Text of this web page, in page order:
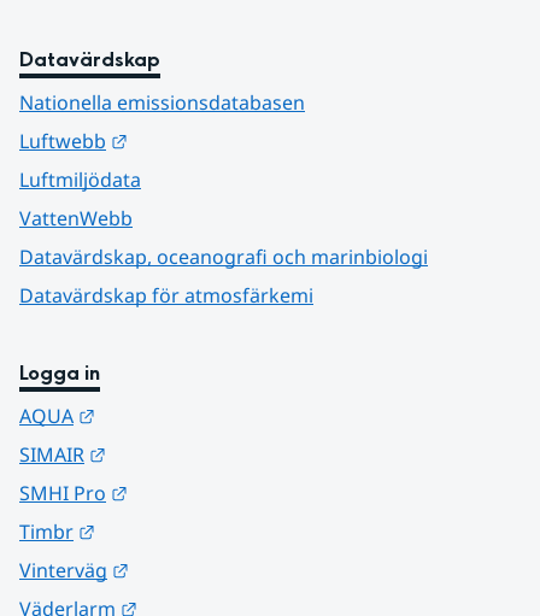
Datavärdskap
Nationella emissionsdatabasen
Luftwebb
Luftmiljödata
VattenWebb
Datavärdskap, oceanografi och marinbiologi
Datavärdskap för atmosfärkemi
Logga in
AQUA
SIMAIR
SMHI Pro
Timbr
Vinterväg
Väderlarm